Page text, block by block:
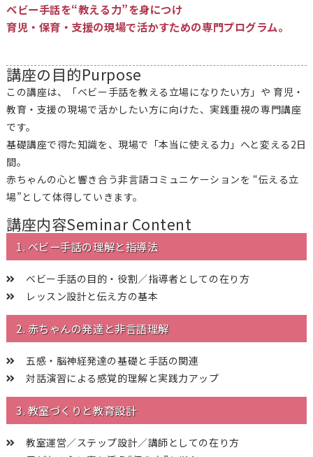
ベビー手話を“教える力”を身につけ
育児・保育・支援の現場で活かすための専門プログラム。
講座の目的Purpose
この講座は、「ベビー手話を教える立場になりたい方」や 育児・
教育・支援の現場で活かしたい方に向けた、実践重視の専門講座
です。
基礎講座で得た知識を、現場で「本当に使える力」へと変える2日
間。
赤ちゃんの心と響き合う非言語コミュニケーションを “伝える立
場”として体得していきます。
講座内容Seminar Content
1. ベビー手話の理解と指導法
ベビー手話の目的・役割／指導者としての在り方
レッスン設計と伝え方の基本
2. 赤ちゃんの発達と非言語理解
五感・脳神経発達の基礎と手話の関連
対話演習による感覚的理解と実践力アップ
3. 教室づくりと教育設計
教室運営／ステップ設計／講師としての在り方